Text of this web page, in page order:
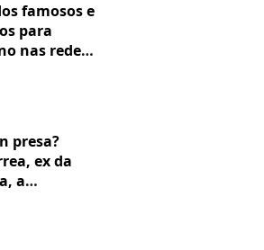
famosos e
para
nas redes
presa?
ex da
a